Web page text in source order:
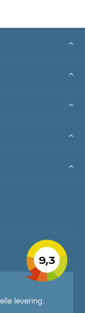
9,3
levering.